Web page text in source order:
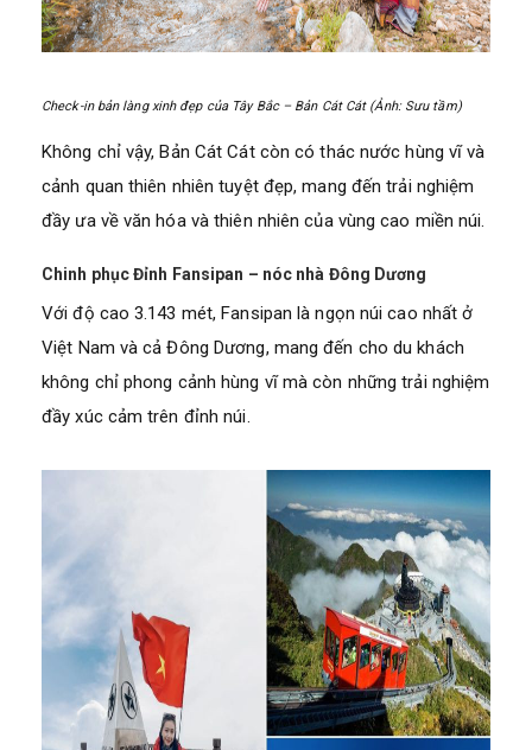
Check-in bản làng xinh đẹp của Tây Bắc – Bản Cát Cát (Ảnh: Sưu tầm)
Không chỉ vậy, Bản Cát Cát còn có thác nước hùng vĩ và
cảnh quan thiên nhiên tuyệt đẹp, mang đến trải nghiệm
đầy ưa về văn hóa và thiên nhiên của vùng cao miền núi.
Chinh phục Đỉnh Fansipan – nóc nhà Đông Dương
Với độ cao 3.143 mét, Fansipan là ngọn núi cao nhất ở
Việt Nam và cả Đông Dương, mang đến cho du khách
không chỉ phong cảnh hùng vĩ mà còn những trải nghiệm
đầy xúc cảm trên đỉnh núi.